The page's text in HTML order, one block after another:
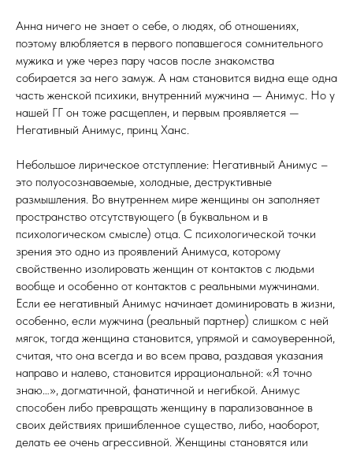
Анна ничего не знает о себе, о людях, об отношениях,
поэтому влюбляется в первого попавшегося сомнительного
мужика и уже через пару часов после знакомства
собирается за него замуж. А нам становится видна еще одна
часть женской психики, внутренний мужчина — Анимус. Но у
нашей ГГ он тоже расщеплен, и первым проявляется —
Негативный Анимус, принц Ханс.
Небольшое лирическое отступление: Негативный Анимус –
это полуосознаваемые, холодные, деструктивные
размышления. Во внутреннем мире женщины он заполняет
пространство отсутствующего (в буквальном и в
психологическом смысле) отца. С психологической точки
зрения это одно из проявлений Анимуса, которому
свойственно изолировать женщин от контактов с людьми
вообще и особенно от контактов с реальными мужчинами.
Если ее негативный Анимус начинает доминировать в жизни,
особенно, если мужчина (реальный партнер) слишком с ней
мягок, тогда женщина становится, упрямой и самоуверенной,
считая, что она всегда и во всем права, раздавая указания
направо и налево, становится иррациональной: «Я точно
знаю…», догматичной, фанатичной и негибкой. Анимус
способен либо превращать женщину в парализованное в
своих действиях пришибленное существо, либо, наоборот,
делать ее очень агрессивной. Женщины становятся или